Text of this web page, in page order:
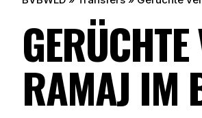
RAMAJ IM